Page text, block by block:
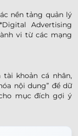
nền tảng quản lý
Advertising
vi từ các mạng
khoản cá nhân,
nội dung” để dữ
mục đích gợi ý